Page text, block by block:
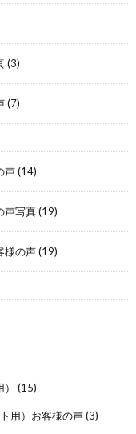
(3)
(7)
声(14)
声写真(19)
様の声(19)
(15)
用）お客様の声(3)